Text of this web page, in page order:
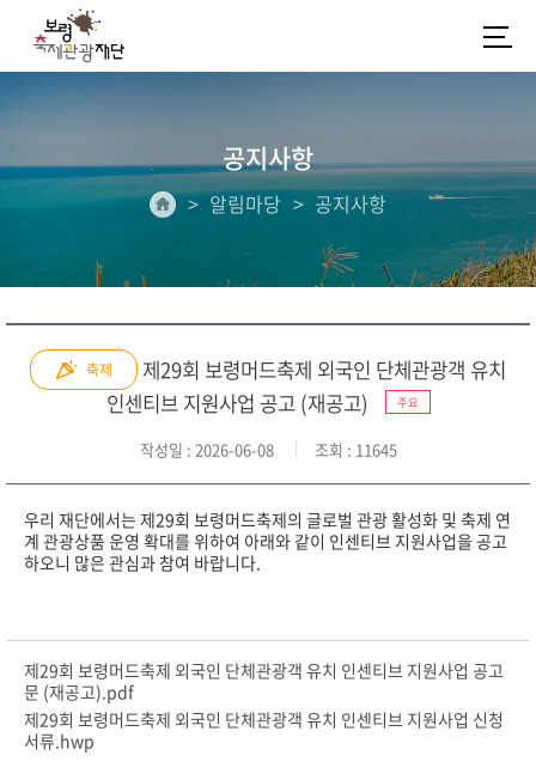
공지사항
알림마당 공지사항
축제
제29회 보령머드축제 외국인 단체관광객 유치
인센티브 지원사업 공고 (재공고)
주요
작성일 : 2026-06-08 조회 : 11645
우리 재단에서는 제29회 보령머드축제의 글로벌 관광 활성화 및 축제 연
계 관광상품 운영 확대를 위하여 아래와 같이 인센티브 지원사업을 공고
하오니 많은 관심과 참여 바랍니다.
제29회 보령머드축제 외국인 단체관광객 유치 인센티브 지원사업 공고
문 (재공고).pdf
제29회 보령머드축제 외국인 단체관광객 유치 인센티브 지원사업 신청
서류.hwp